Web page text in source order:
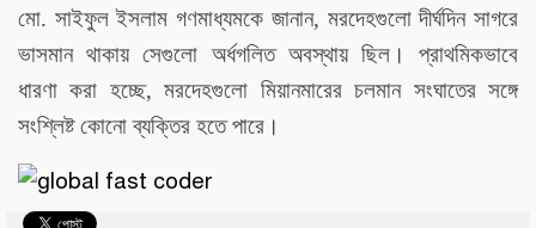
মো. সাইফুল ইসলাম গণমাধ্যমকে জানান, মরদেহগুলো দীর্ঘদিন সাগরে
ভাসমান থাকায় সেগুলো অর্ধগলিত অবস্থায় ছিল। প্রাথমিকভাবে
ধারণা করা হচ্ছে, মরদেহগুলো মিয়ানমারের চলমান সংঘাতের সঙ্গে
সংশ্লিষ্ট কোনো ব্যক্তির হতে পারে।